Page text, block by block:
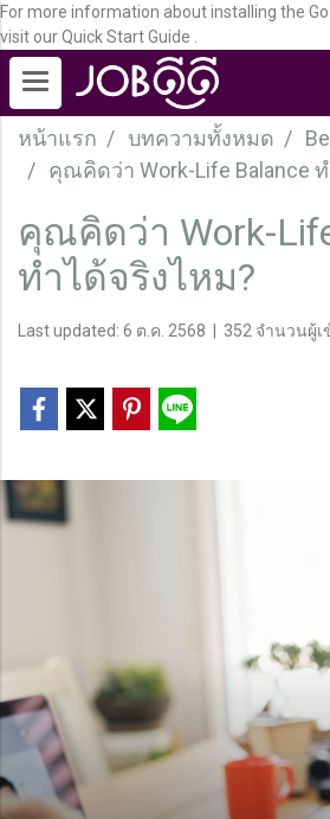
For more information about installing the
visit our Quick Start Guide .
หน้าแรก บทความทั้งหมด
คุณคิดว่า Work-Life Balance
คุณคิดว่า Work-
ทำได้จริงไหม?
Last updated: 6 ต.ค. 2568 352 จำนวนผู้